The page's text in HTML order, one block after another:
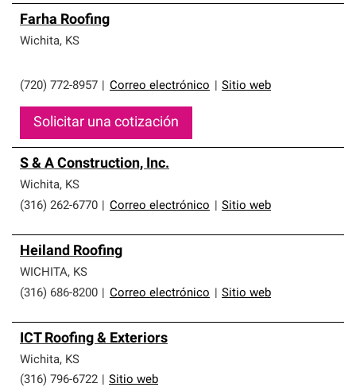
Farha Roofing
Wichita, KS
(720) 772-8957 Correo electrónico Sitio web
Solicitar una cotización
S & A Construction, Inc.
Wichita, KS
(316) 262-6770
Correo electrónico Sitio web
Heiland Roofing
WICHITA, KS
(316) 686-8200
Correo electrónico Sitio web
ICT Roofing & Exteriors
Wichita, KS
(316) 796-6722
Sitio web